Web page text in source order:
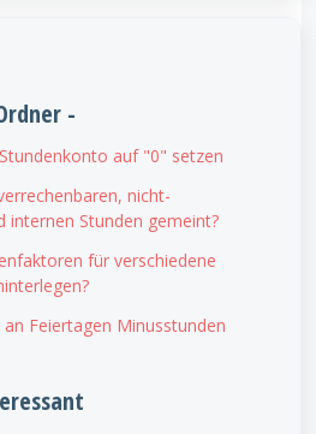
-
auf "0" setzen
nicht-
internen Stunden gemeint?
für verschiedene
Feiertagen Minusstunden